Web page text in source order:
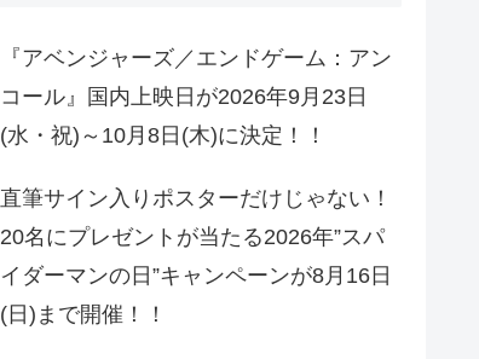
『アベンジャーズ／エンドゲーム：アン
コール』国内上映日が2026年9月23日
(水・祝)～10月8日(木)に決定！！
直筆サイン入りポスターだけじゃない！
20名にプレゼントが当たる2026年”スパ
イダーマンの日”キャンペーンが8月16日
(日)まで開催！！